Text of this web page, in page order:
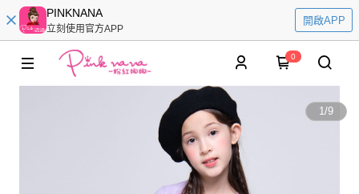
PINKNANA
立刻使用官方APP
開啟APP
0
1/9